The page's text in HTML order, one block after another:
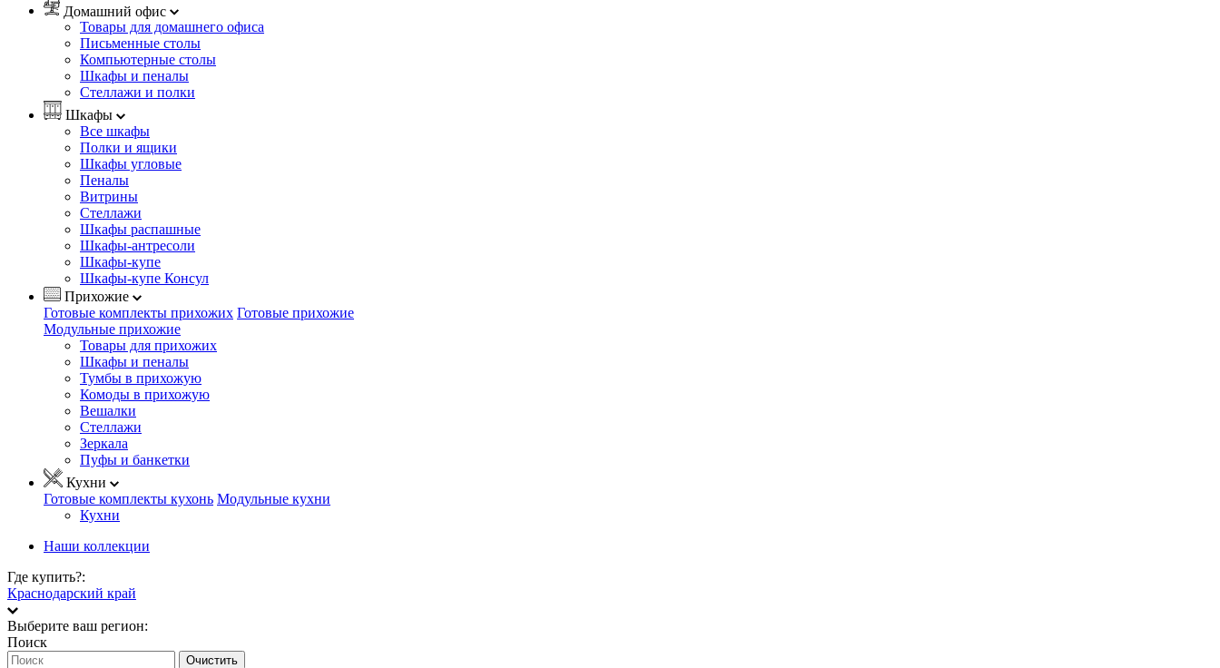
Домашний офис
Товары для домашнего офиса
Письменные столы
Компьютерные столы
Шкафы и пеналы
Стеллажи и полки
Шкафы
Все шкафы
Полки и ящики
Шкафы угловые
Пеналы
Витрины
Стеллажи
Шкафы распашные
Шкафы-антресоли
Шкафы-купе
Шкафы-купе Консул
Прихожие
Готовые комплекты прихожих Готовые прихожие
Модульные прихожие
Товары для прихожих
Шкафы и пеналы
Тумбы в прихожую
Комоды в прихожую
Вешалки
Стеллажи
Зеркала
Пуфы и банкетки
Кухни
Готовые комплекты кухонь Модульные кухни
Кухни
Наши коллекции
Где купить?:
Краснодарский край
Выберите ваш регион:
Поиск
Очистить